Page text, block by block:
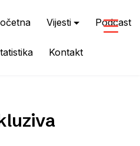
Vijesti Podcast
Kontakt